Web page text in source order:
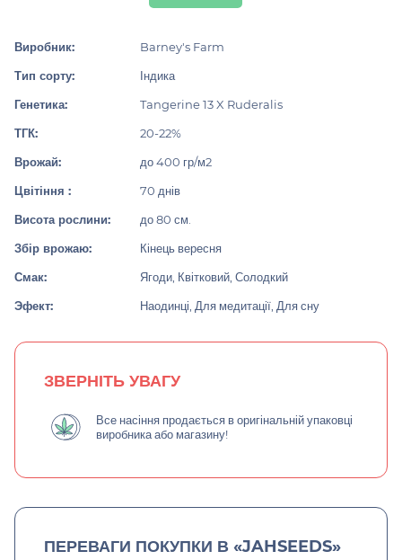
Виробник:
Barney's Farm
Тип сорту:
Індика
Генетика:
Tangerine 13 X Ruderalis
ТГК:
20-22%
Врожай:
до 400 гр/м2
Цвітіння :
70 днів
Висота рослини:
до 80 см.
Збір врожаю:
Кінець вересня
Смак:
Ягоди, Квітковий, Солодкий
Эфект:
Наодинці, Для медитації, Для сну
ЗВЕРНІТЬ УВАГУ
Все насіння продається в оригінальній упаковці
виробника або магазину!
ПЕРЕВАГИ ПОКУПКИ В «JAHSEEDS»